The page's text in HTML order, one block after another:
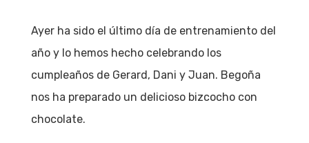
Ayer ha sido el último día de entrenamiento del
año y lo hemos hecho celebrando los
cumpleaños de Gerard, Dani y Juan. Begoña
nos ha preparado un delicioso bizcocho con
chocolate.